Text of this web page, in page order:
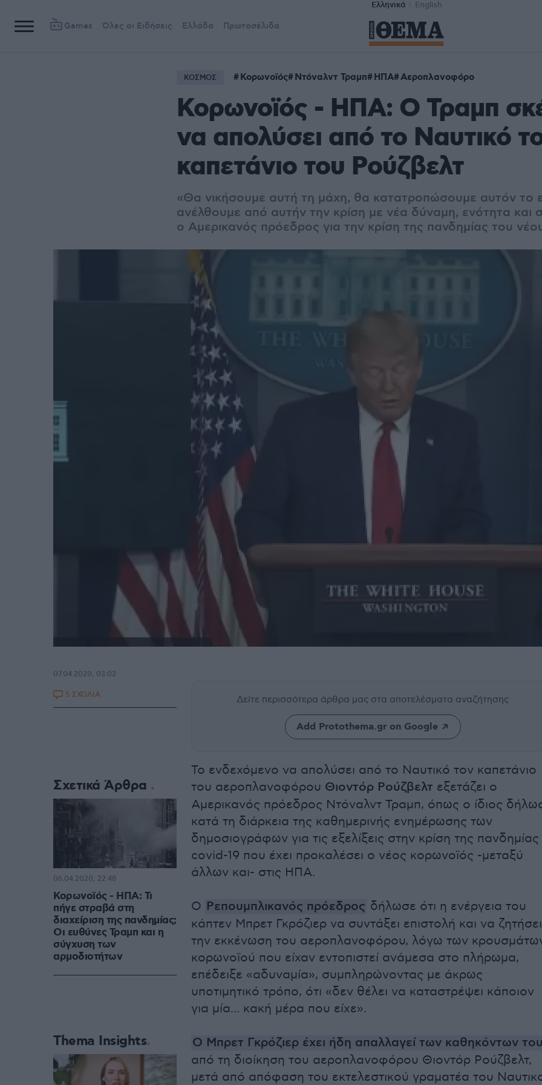
Ελληνικά English
Games Όλες οι Ειδήσεις Ελλάδα Πρωτοσέλιδα
ΚΟΣΜΟΣ Κορωνοϊός Ντόναλντ Τραμπ ΗΠΑ Αεροπλανοφόρο
Κορωνοϊός - ΗΠΑ: Ο Τραμπ
να απολύσει από το Ναυτικό
καπετάνιο του Ρούζβελτ
«Θα νικήσουμε αυτή τη μάχη, θα κατατροπώσουμε αυτόν το
ανέλθουμε από αυτήν την κρίση με νέα δύναμη, ενότητα και
ο Αμερικανός πρόεδρος για την κρίση της πανδημίας του
Δείτε περισσότερα άρθρα μας στα αποτελέσματα αναζήτησης
Add Protothema.gr on Google
Το ενδεχόμενο να απολύσει από το Ναυτικό τον καπετάνιο
του αεροπλανοφόρου Θιοντόρ Ρούζβελτ εξετάζει ο
Αμερικανός πρόεδρος Ντόναλντ Τραμπ, όπως ο ίδιος
κατά τη διάρκεια της καθημερινής ενημέρωσης των
δημοσιογράφων για τις εξελίξεις στην κρίση της πανδημίας
covid-19 που έχει προκαλέσει ο νέος κορωνοϊός -μεταξύ
άλλων και- στις ΗΠΑ.
Ο Ρεπουμπλικανός πρόεδρος δήλωσε ότι η ενέργεια του
κάπτεν Μπρετ Γκρόζιερ να συντάξει επιστολή και να ζητήσει
την εκκένωση του αεροπλανοφόρου, λόγω των
κορωνοϊού που είχαν εντοπιστεί ανάμεσα στο πλήρωμα,
επέδειξε «αδυναμία», συμπληρώνοντας με άκρως
υποτιμητικό τρόπο, ότι «δεν θέλει να καταστρέψει κάποιον
για μία... κακή μέρα που είχε».
Ο Μπρετ Γκρόζιερ έχει ήδη απαλλαγεί των καθηκόντων
από τη διοίκηση του αεροπλανοφόρου Θιοντόρ Ρούζβελτ,
μετά από απόφαση του εκτελεστικού γραματέα του
07.04.2020, 03:02
5 ΣΧΟΛΙΑ
Σχετικά Άρθρα
Κορωνοϊός - ΗΠΑ: Τι
πήγε στραβά στη
διαχείριση της πανδημίας;
Οι ευθύνες Τραμπ και η
σύγχυση των
αρμοδιοτήτων
06.04.2020, 22:48
Thema Insights